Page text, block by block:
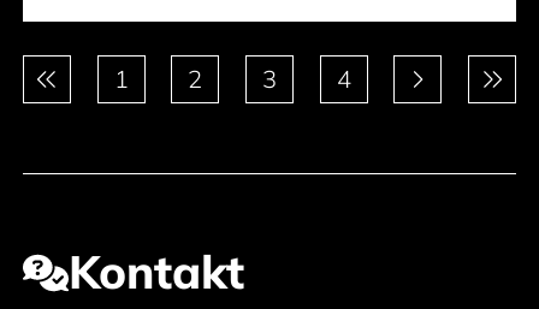
Paginierung1 2 3 4
Kontakt